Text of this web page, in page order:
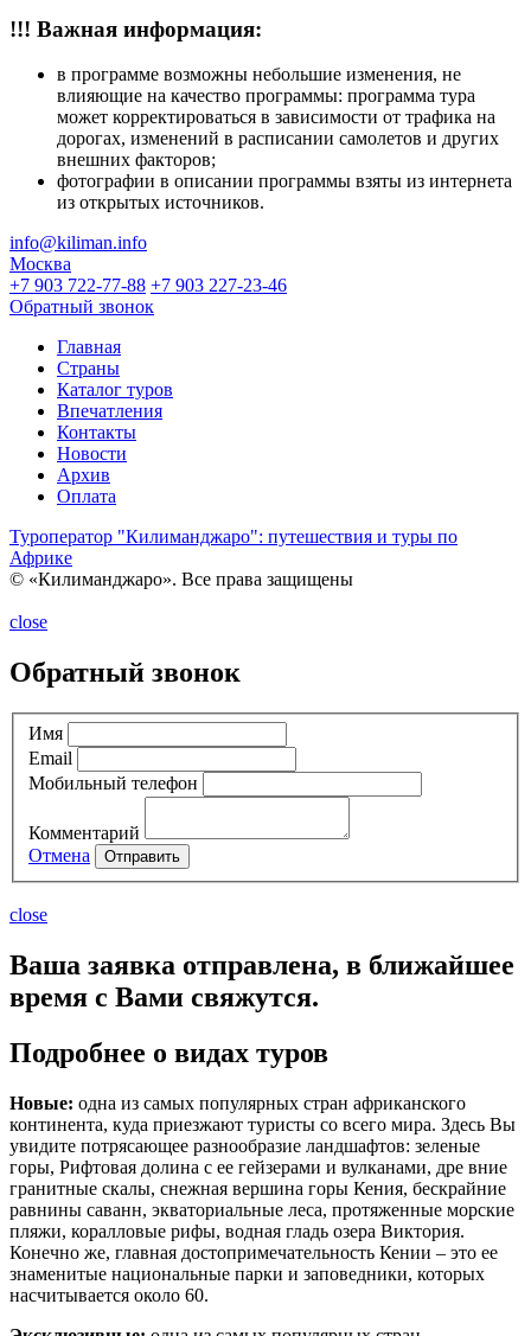
!!! Важная информация:
в программе возможны небольшие изменения, не
влияющие на качество программы: программа тура
может корректироваться в зависимости от трафика на
дорогах, изменений в расписании самолетов и других
внешних факторов;
фотографии в описании программы взяты из интернета
из открытых источников.
info@kiliman.info
Москва
+7 903 722-77-88 +7 903 227-23-46
Обратный звонок
Главная
Страны
Каталог туров
Впечатления
Контакты
Новости
Архив
Оплата
Туроператор "Килиманджаро": путешествия и туры по
Африке
© «Килиманджаро». Все права защищены
close
Обратный звонок
Имя
Email
Мобильный телефон
Комментарий
Отмена
Отправить
close
Ваша заявка отправлена, в ближайшее
время с Вами свяжутся.
Подробнее о видах туров
Новые: одна из самых популярных стран африканского
континента, куда приезжают туристы со всего мира. Здесь Вы
увидите потрясающее разнообразие ландшафтов: зеленые
горы, Рифтовая долина с ее гейзерами и вулканами, дре вние
гранитные скалы, снежная вершина горы Кения, бескрайние
равнины саванн, экваториальные леса, протяженные морские
пляжи, коралловые рифы, водная гладь озера Виктория.
Конечно же, главная достопримечательность Кении – это ее
знаменитые национальные парки и заповедники, которых
насчитывается около 60.